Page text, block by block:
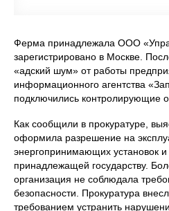
Ферма принадлежала ООО
зарегистрировано в Москве.
«адский шум» от работы
информационного агентства
подключились контролирующие
Как сообщили в прокуратуре,
оформила разрешение на
энергопринимающих установок и
принадлежащей государству.
организация не соблюдала
безопасности. Прокуратура
требованием устранить